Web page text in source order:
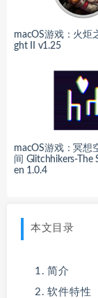
macOS游戏：火炬
ght II v1.25
macOS游戏：冥想
间 Glitchhikers-The
en 1.0.4
本文目录
简介
软件特性